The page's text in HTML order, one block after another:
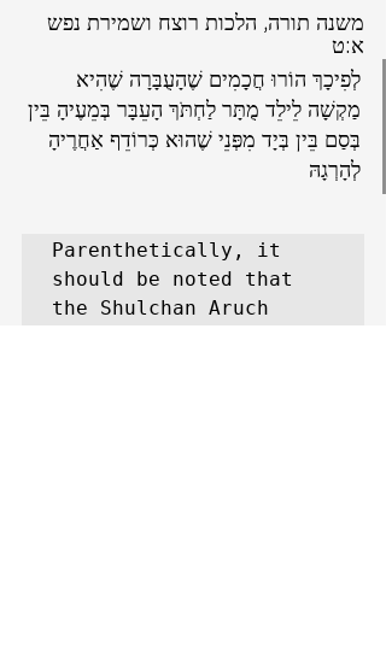
משנה תורה, הלכות רוצח ושמירת נפש
א:ט
לְפִיכָךְ הוֹרוּ חֲכָמִים שֶׁהָעֻבָּרָה שֶׁהִיא
מַקְשָׁה לֵילֵד מֻתָּר לַחְתֹּךְ הָעֵבָּר בְּמֵעֶיהָ בֵּין
בְּסַם בֵּין בְּיָד מִפְּנֵי שֶׁהוּא כְּרוֹדֵף אַחֲרֶיהָ
לְהָרְגָהּ
Parenthetically, it
should be noted that
the Shulchan Aruch